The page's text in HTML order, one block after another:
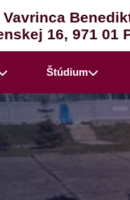
16, 971 01
Štúdium